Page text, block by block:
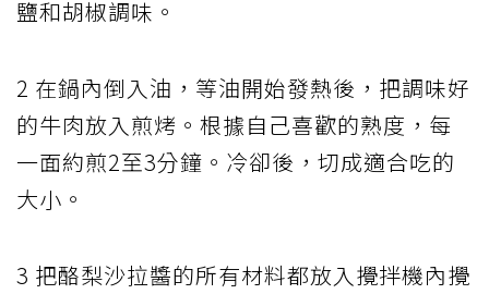
鹽和胡椒調味。
2 在鍋內倒入油，等油開始發熱後，把調味好
的牛肉放入煎烤。根據自己喜歡的熟度，每
一面約煎2至3分鐘。冷卻後，切成適合吃的
大小。
3 把酪梨沙拉醬的所有材料都放入攪拌機內攪